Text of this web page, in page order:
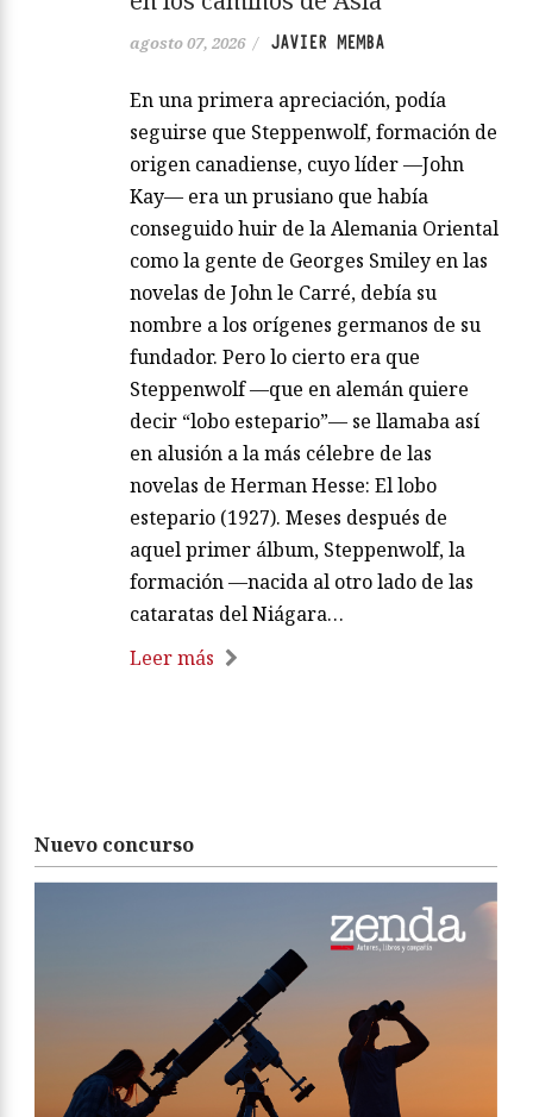
agosto 07, 2026 / JAVIER MEMBA
En una primera apreciación, podía
seguirse que Steppenwolf, formación de
origen canadiense, cuyo líder —John
Kay— era un prusiano que había
conseguido huir de la Alemania Oriental
como la gente de Georges Smiley en las
novelas de John le Carré, debía su
nombre a los orígenes germanos de su
fundador. Pero lo cierto era que
Steppenwolf —que en alemán quiere
decir “lobo estepario”— se llamaba así
en alusión a la más célebre de las
novelas de Herman Hesse: El lobo
estepario (1927). Meses después de
aquel primer álbum, Steppenwolf, la
formación —nacida al otro lado de las
cataratas del Niágara…
Leer más
Nuevo concurso